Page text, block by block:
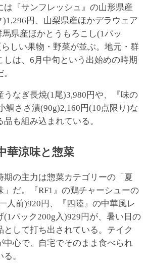
は『サンフレッシュ』の山形県産
円、山梨県産ほかデラウェア
県産ほかとうもろこし(1パッ
しい果物・野菜が並ぶ。地元・群
しは、6月中旬という出始めの時期
うなぎ長焼(1尾)3,980円や、『味の
鯛ささ漬(90g)2,160円(10点限り)な
も組み込まれている。
華涼味と惣菜
期の主力は惣菜カテゴリーの「夏
」だ。『RF1』の鶏チャーシューの
人前)920円、『四陸』の中華風レ
(1パック200g入)929円が、暑い日の
として打ち出されている。テイク
中心で、自宅でそのまま食べられ
。